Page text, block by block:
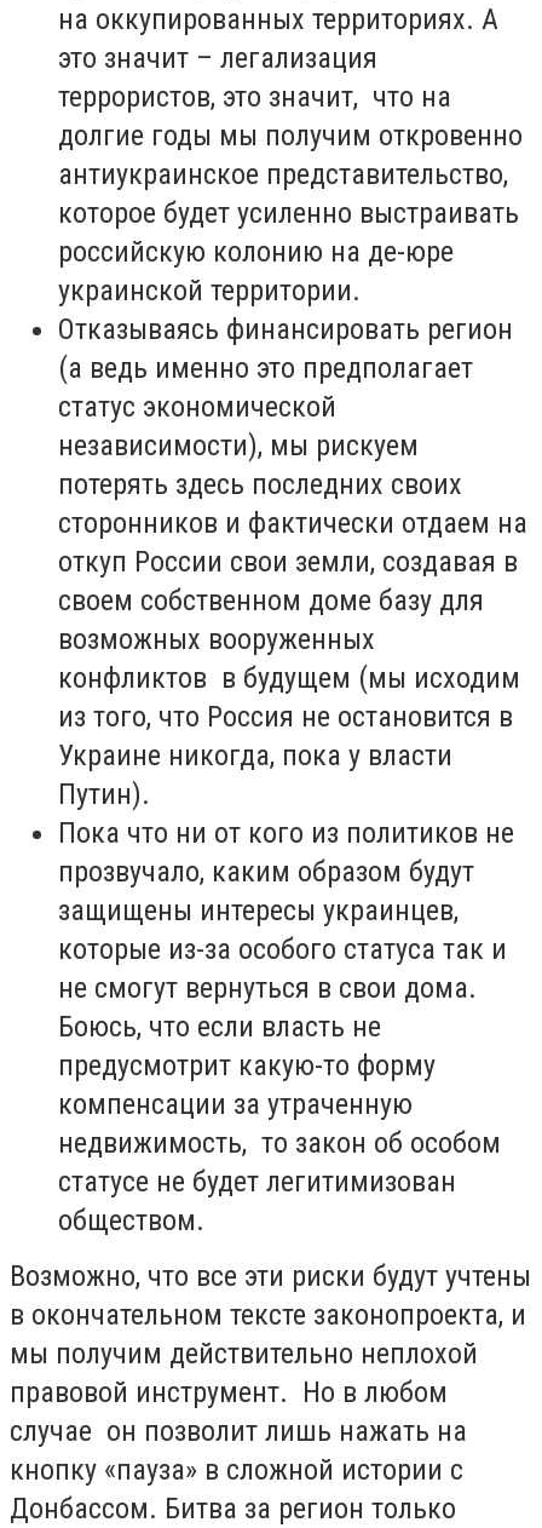
на оккупированных территориях. А
это значит – легализация
террористов, это значит, что на
долгие годы мы получим откровенно
антиукраинское представительство,
которое будет усиленно выстраивать
российскую колонию на де-юре
украинской территории.
Отказываясь финансировать регион
(а ведь именно это предполагает
статус экономической
независимости), мы рискуем
потерять здесь последних своих
сторонников и фактически отдаем на
откуп России свои земли, создавая в
своем собственном доме базу для
возможных вооруженных
конфликтов в будущем (мы исходим
из того, что Россия не остановится в
Украине никогда, пока у власти
Путин).
Пока что ни от кого из политиков не
прозвучало, каким образом будут
защищены интересы украинцев,
которые из-за особого статуса так и
не смогут вернуться в свои дома.
Боюсь, что если власть не
предусмотрит какую-то форму
компенсации за утраченную
недвижимость, то закон об особом
статусе не будет легитимизован
обществом.
Возможно, что все эти риски будут учтены
в окончательном тексте законопроекта, и
мы получим действительно неплохой
правовой инструмент. Но в любом
случае он позволит лишь нажать на
кнопку «пауза» в сложной истории с
Донбассом. Битва за регион только